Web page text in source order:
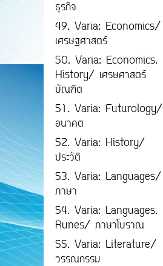
ธุรกิจ
49. Varia: Economics/
เศรษฐศาสตร์
50. Varia: Economics.
History/ เศรษศาสตร์
บัณฑิต
51. Varia: Futurology/
อนาคต
52. Varia: History/
ประวัติ
53. Varia: Languages/
ภาษา
54. Varia: Languages.
Runes/ ภาษาโบราณ
55. Varia: Literature/
วรรณกรรม